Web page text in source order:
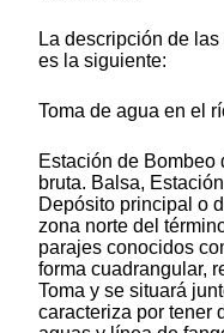
La descripción de
es la siguiente:
Toma de agua en el
Estación de Bombeo
bruta. Balsa,
Depósito principal o
zona norte del
parajes conocidos
forma cuadrangular,
Toma y se situará
caracteriza por tener